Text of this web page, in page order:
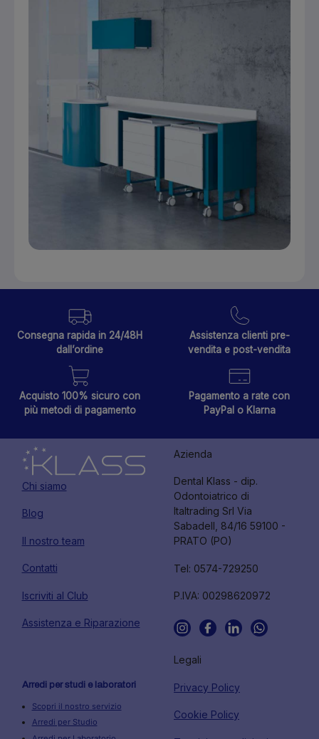
Consegna rapida in 24/48H
dall’ordine
Assistenza clienti pre-
vendita e post-vendita
Acquisto 100% sicuro con
più metodi di pagamento
Pagamento a rate con
PayPal o Klarna
Chi siamo
Blog
Il nostro team
Contatti
Iscriviti al Club
Assistenza e Riparazione
Azienda
Dental Klass - dip.
Odontoiatrico di
Italtrading Srl Via
Sabadell, 84/16 59100 -
PRATO (PO)
Tel: 0574-729250
P.IVA: 00298620972
Arredi per studi e laboratori
Scopri il nostro servizio
Arredi per Studio
Legali
Privacy Policy
Cookie Policy